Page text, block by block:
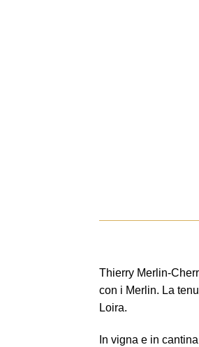
Thierry Merlin-
con i Merlin. La
Loira.
In vigna e in